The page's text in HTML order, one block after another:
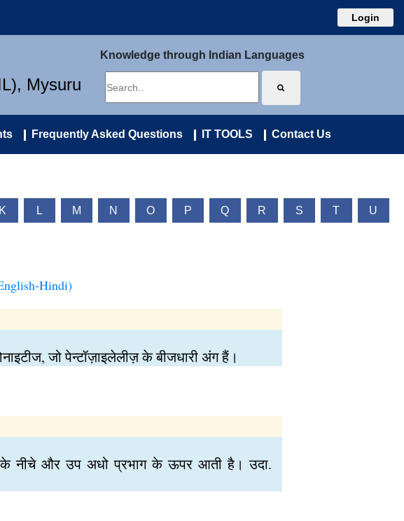
Login
Mysuru
Knowledge through Indian Languages
Frequently Asked Questions IT TOOLS Contact Us
K L M N O P Q R S T U
Hindi)
जो पेन्टॉज़ाइलेलीज़ के बीजधारी अंग हैं।
के नीचे और उप अधो प्रभाग के ऊपर आती है। उदा.